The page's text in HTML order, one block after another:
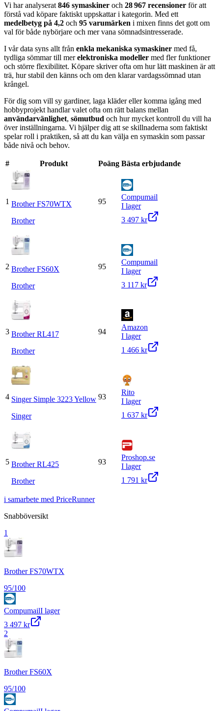
Vi har analyserat 846 symaskiner och 28 967 recensioner för att
förstå vad köpare faktiskt uppskattar i kategorin. Med ett
medelbetyg på 4,2 och 95 varumärken i mixen finns det gott om
val för både nybörjare och mer vana sömnadsintresserade.
I vår data syns allt från enkla mekaniska symaskiner med få,
tydliga sömmar till merelektroniska modeller med fler funktioner
och större flexibilitet. Köpare skriver ofta om hur lätt maskinen är att
trä, hur stabil den känns och om den klarar vardagssömnad utan
krångel.
För dig som vill sy gardiner, laga kläder eller komma igång med
hobbyprojekt handlar valet ofta om rätt balans mellan
användarvänlighet, sömutbud och hur mycket kontroll du vill ha
över inställningarna. Vi hjälper dig att se skillnaderna som faktiskt
spelar roll i praktiken, så att du kan välja en symaskin som passar
både nivå och behov.
# Produkt Poäng Bästa erbjudande
1 Brother FS70WTX
Brother
95
Compumail
I lager
3 497 kr
2 Brother FS60X
Brother
95
Compumail
I lager
3 117 kr
3 Brother RL417
Brother
94
Amazon
I lager
1 466 kr
4 Singer Simple 3223 Yellow
Singer
93
Rito
I lager
1 637 kr
5 Brother RL425
Brother
93
Proshop.se
I lager
1 791 kr
i samarbete med PriceRunner
Snabböversikt
1
Brother FS70WTX
95/100
CompumailI lager
3 497 kr
2
Brother FS60X
95/100